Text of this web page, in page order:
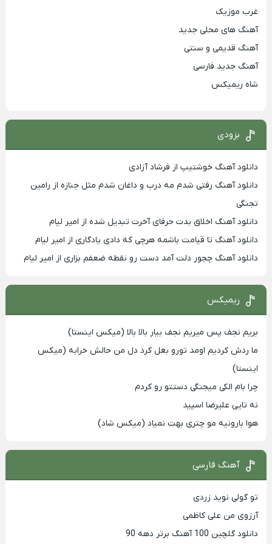
غرب موزیک
آهنگ های محلی جدید
آهنگ قدیمی و سنتی
آهنگ جدید فارسی
شاه ریمیکس
بزودی
دانلود آهنگ خوشتیپ از فرشاد آزادی
دانلود آهنگ رفتی شدم مه درب و داغان شدم مثل جنازه از رامین
تجنگی
دانلود آهنگ اخلاق بدت حرفای آخرت تبدیل شده از امیر لیام
دانلود آهنگ تا قیامت باشمه هرچی که دادی یادگاری از امیر لیام
دانلود آهنگ چجور دلت آمد دست رو نقطه ضعفم بزاری از امیر لیام
ریمیکس
بریم نجف پس میریم نجف بیار بالا بالا (میکس اینستا)
ما ردش کردیم اومد تورو بغل کرد دل من حالش خرابه (میکس
اینستا)
چرا بام الکی میجنگی دستتو رو کردم
نه تایی علیرضا اسپید
هوا بارونیه مو چتری بهت نمیاد (میکس شاد)
آهنگ فارسی
تو گولی نوید زردی
آرزوی من علی کاظمی
دانلود گلچین 100 آهنگ برتر دهه 90